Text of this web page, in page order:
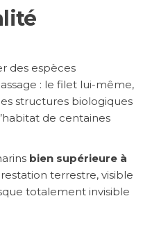
des espèces
: le filet lui-même,
structures biologiques
de centaines
bien supérieure à
terrestre, visible
totalement invisible